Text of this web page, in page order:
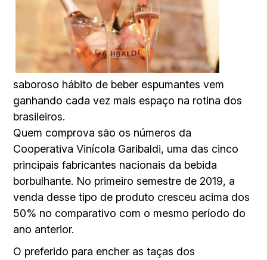
saboroso hábito de beber espumantes vem
ganhando cada vez mais espaço na rotina dos
brasileiros.
Quem comprova são os números da
Cooperativa Vinícola Garibaldi, uma das cinco
principais fabricantes nacionais da bebida
borbulhante. No primeiro semestre de 2019, a
venda desse tipo de produto cresceu acima dos
50% no comparativo com o mesmo período do
ano anterior.
O preferido para encher as taças dos